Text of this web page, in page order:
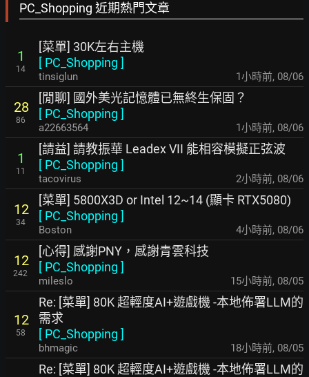
PC_Shopping 近期熱門文章
1
14
[菜單] 30K左右主機
[ PC_Shopping ]
tinsiglun 1小時前, 08/06
28
86
[閒聊] 國外美光記憶體已無終生保固？
[ PC_Shopping ]
a22663564 1小時前, 08/06
1
11
[請益] 請教振華 Leadex VII 能相容模擬正弦波
[ PC_Shopping ]
tacovirus 2小時前, 08/06
12
34
[菜單] 5800X3D or Intel 12~14 (顯卡 RTX5080)
[ PC_Shopping ]
Boston 4小時前, 08/06
12
242
[心得] 感謝PNY，感謝青雲科技
[ PC_Shopping ]
mileslo 15小時前, 08/05
12
58
Re: [菜單] 80K 超輕度AI+遊戲機 -本地佈署LLM的
需求
[ PC_Shopping ]
bhmagic 18小時前, 08/05
Re: [菜單] 80K 超輕度AI+遊戲機 -本地佈署LLM的